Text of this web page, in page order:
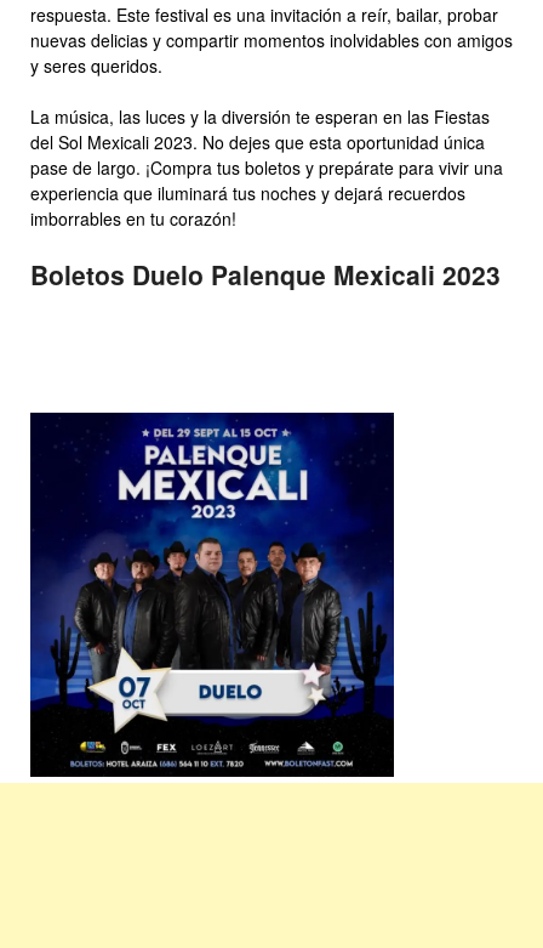
respuesta. Este festival es una invitación a reír, bailar, probar
nuevas delicias y compartir momentos inolvidables con amigos
y seres queridos.
La música, las luces y la diversión te esperan en las Fiestas
del Sol Mexicali 2023. No dejes que esta oportunidad única
pase de largo. ¡Compra tus boletos y prepárate para vivir una
experiencia que iluminará tus noches y dejará recuerdos
imborrables en tu corazón!
Boletos Duelo Palenque Mexicali 2023